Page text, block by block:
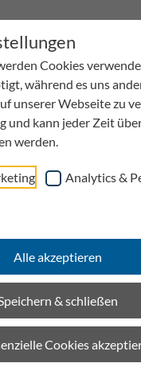
Cookies
während es uns
unserer Webseite zu
und kann jeder Zeit
werden.
Analytics &
Alle akzeptieren
& schließen
Cookies